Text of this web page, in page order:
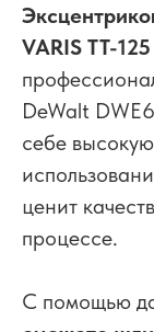
VARIS TT-125
DeWalt
себе
ценит
процессе.
С помощью